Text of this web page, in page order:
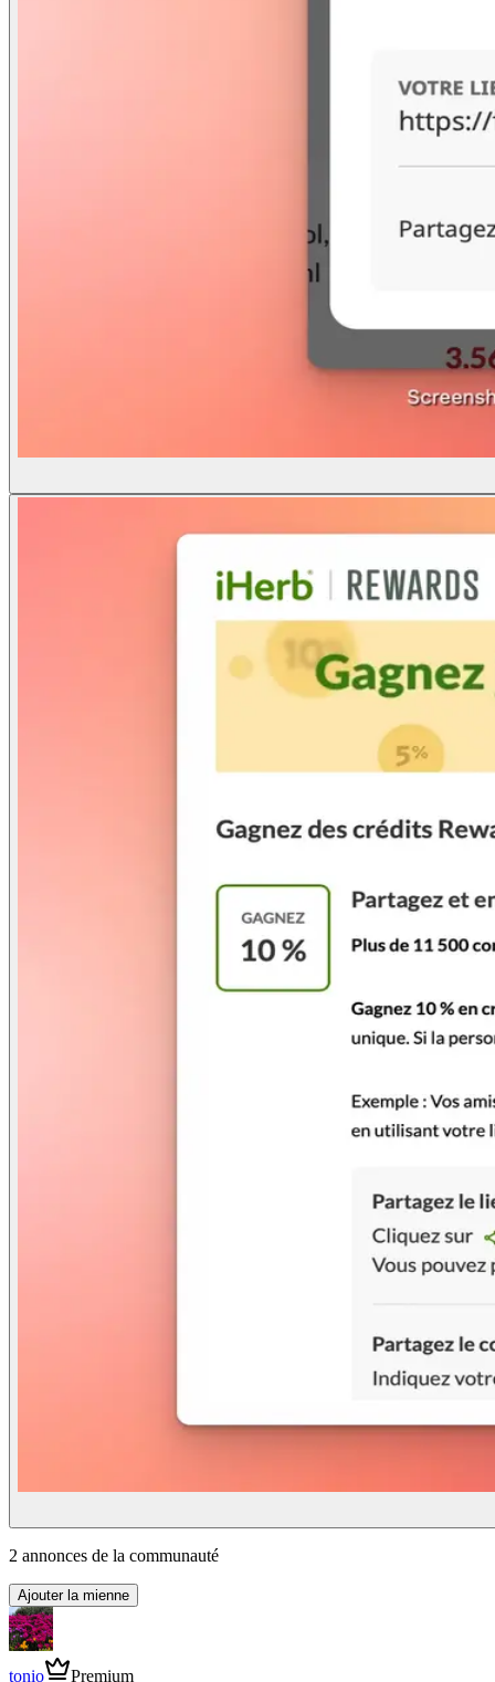
2 annonces de la communauté
Ajouter la mienne
tonio Premium